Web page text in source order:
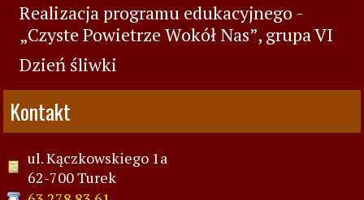
Realizacja programu edukacyjnego -
„Czyste Powietrze Wokół Nas”, grupa VI
Dzień śliwki
Kontakt
ul. Kączkowskiego 1a
62-700 Turek